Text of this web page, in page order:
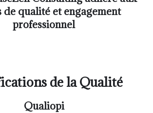
de qualité et engagement
professionnel
de la Qualité
Qualiopi